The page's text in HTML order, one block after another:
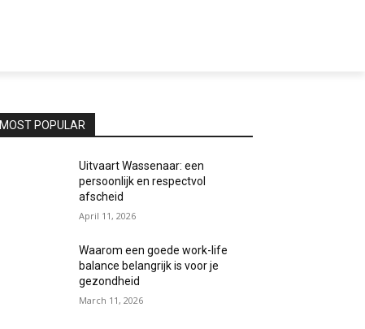
MOST POPULAR
Uitvaart Wassenaar: een
persoonlijk en respectvol
afscheid
April 11, 2026
Waarom een goede work-life
balance belangrijk is voor je
gezondheid
March 11, 2026